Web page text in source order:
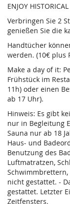
ENJOY
Verbringen Sie 2
genießen Sie die
Handtücher
werden. (10€ plus
Make a day of it:
Frühstück im
11h) oder einen
ab 17 Uhr).
Hinweis: Es gibt
nur in Begleitung
Sauna nur ab 18
Haus- und
Benutzung des
Luftmatratzen,
nicht gestattet. -
gestattet. Letzter
Zeitfensters.